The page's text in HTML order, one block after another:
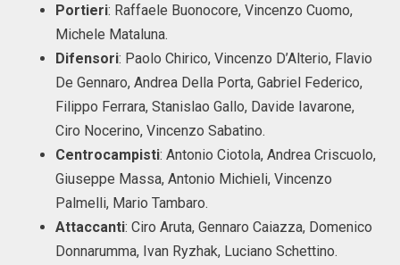
Portieri: Raffaele Buonocore, Vincenzo Cuomo,
Michele Mataluna.
Difensori: Paolo Chirico, Vincenzo D’Alterio, Flavio
De Gennaro, Andrea Della Porta, Gabriel Federico,
Filippo Ferrara, Stanislao Gallo, Davide Iavarone,
Ciro Nocerino, Vincenzo Sabatino.
Centrocampisti: Antonio Ciotola, Andrea Criscuolo,
Giuseppe Massa, Antonio Michieli, Vincenzo
Palmelli, Mario Tambaro.
Attaccanti: Ciro Aruta, Gennaro Caiazza, Domenico
Donnarumma, Ivan Ryzhak, Luciano Schettino.